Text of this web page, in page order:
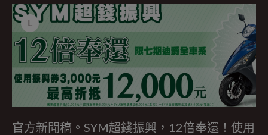
L
官方新聞稿。SYM超錢振興，12倍奉還！使用